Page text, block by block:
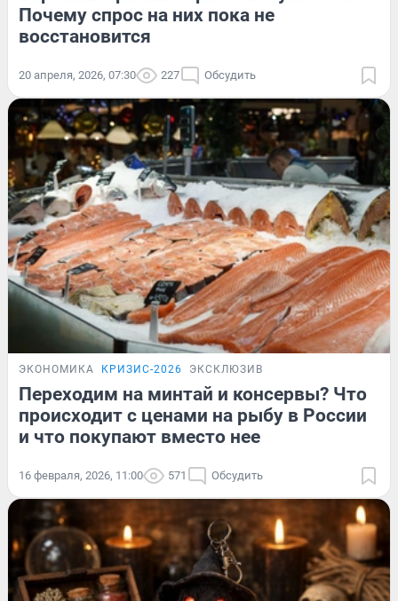
Почему спрос на них пока не
восстановится
20 апреля, 2026, 07:30 227 Обсудить
ЭКОНОМИКА КРИЗИС-2026 ЭКСКЛЮЗИВ
Переходим на минтай и консервы? Что
происходит с ценами на рыбу в России
и что покупают вместо нее
16 февраля, 2026, 11:00 571 Обсудить